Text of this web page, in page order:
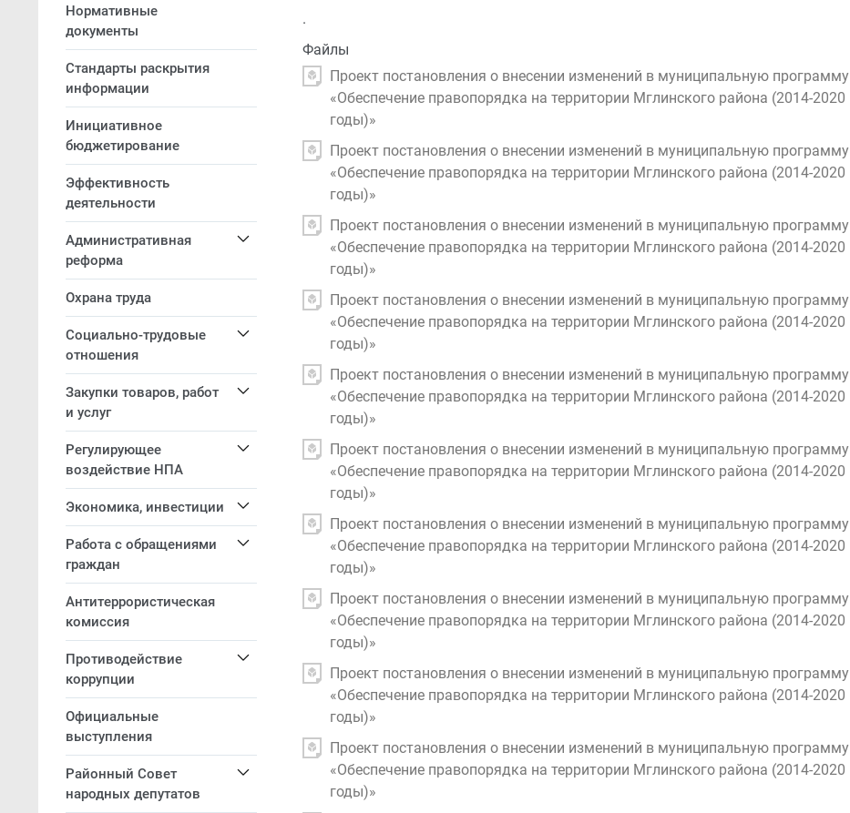
Нормативные
документы
Стандарты раскрытия
информации
Инициативное
бюджетирование
Эффективность
деятельности
Административная
реформа
Охрана труда
Социально-трудовые
отношения
Закупки товаров, работ
и услуг
Регулирующее
воздействие НПА
Экономика, инвестиции
Работа с обращениями
граждан
Антитеррористическая
комиссия
Противодействие
коррупции
Официальные
выступления
Районный Совет
народных депутатов
.
Файлы
Проект постановления о внесении изменений в муниципальную программу
«Обеспечение правопорядка на территории Мглинского района (2014-2020
годы)»
Проект постановления о внесении изменений в муниципальную программу
«Обеспечение правопорядка на территории Мглинского района (2014-2020
годы)»
Проект постановления о внесении изменений в муниципальную программу
«Обеспечение правопорядка на территории Мглинского района (2014-2020
годы)»
Проект постановления о внесении изменений в муниципальную программу
«Обеспечение правопорядка на территории Мглинского района (2014-2020
годы)»
Проект постановления о внесении изменений в муниципальную программу
«Обеспечение правопорядка на территории Мглинского района (2014-2020
годы)»
Проект постановления о внесении изменений в муниципальную программу
«Обеспечение правопорядка на территории Мглинского района (2014-2020
годы)»
Проект постановления о внесении изменений в муниципальную программу
«Обеспечение правопорядка на территории Мглинского района (2014-2020
годы)»
Проект постановления о внесении изменений в муниципальную программу
«Обеспечение правопорядка на территории Мглинского района (2014-2020
годы)»
Проект постановления о внесении изменений в муниципальную программу
«Обеспечение правопорядка на территории Мглинского района (2014-2020
годы)»
Проект постановления о внесении изменений в муниципальную программу
«Обеспечение правопорядка на территории Мглинского района (2014-2020
годы)»